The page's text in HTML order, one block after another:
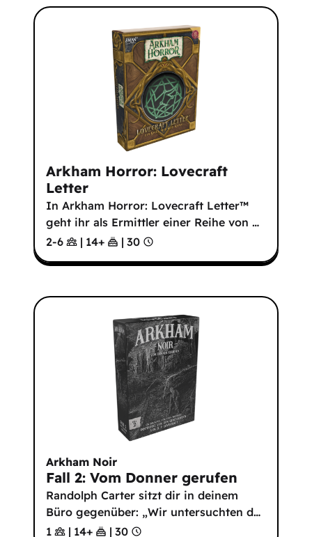
Arkham Horror: Lovecraft
Letter
In Arkham Horror: Lovecraft Letter™
geht ihr als Ermittler einer Reihe von …
2-6
| 14+ | 30
Arkham Noir
Fall 2: Vom Donner gerufen
Randolph Carter sitzt dir in deinem
Büro gegenüber: „Wir untersuchten d…
1
| 14+ | 30